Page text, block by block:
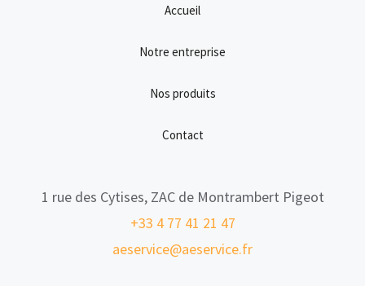
Accueil
Notre entreprise
Nos produits
Contact
1 rue des Cytises, ZAC de Montrambert Pigeot
+33 4 77 41 21 47
aeservice@aeservice.fr